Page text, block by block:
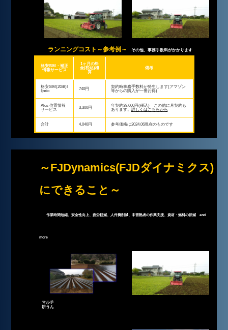
ランニングコスト～参考例～ その他、事務手数料がかかります
格安SIM・補正
情報サービス
1ヶ月の料
金(税込)概
算
備考
格安SIM(2GB)I
Ijmio
740円
契約時事務手数料が発生します(アマゾン
等からの購入が一番お得)
Ales 位置情報
サービス
3,300円
年契約39,600円(税込) この他に月契約も
あります。 詳しくはこちらから
合計 4,040円 参考価格は2024.06現在のものです
～FJDynamics(FJDダイナミクス)
にできること～
作業時間短縮、安全性向上、疲労軽減、人件費削減、未習熟者の作業支援、資材・燃料の節減 and
more
マルチ
耕うん